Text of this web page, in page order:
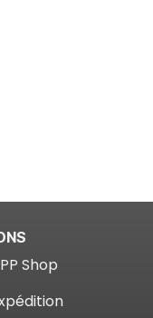
Shop​